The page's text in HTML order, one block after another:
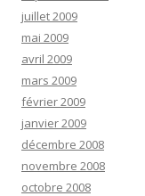
juillet 2009
mai 2009
avril 2009
mars 2009
février 2009
janvier 2009
décembre 2008
novembre 2008
octobre 2008